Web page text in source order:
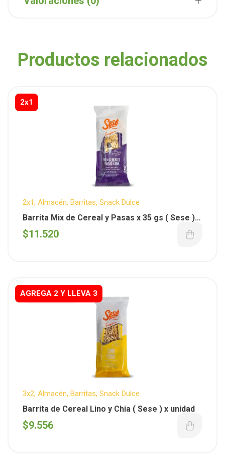
Productos relacionados
2x1
2x1, Almacén, Barritas, Snack Dulce
Barrita Mix de Cereal y Pasas x 35 gs ( Sese ) x
1 Caja 10 unid.
$11.520
AGREGA 2 Y LLEVA 3
Fuera De Stock
3x2, Almacén, Barritas, Snack Dulce
Barrita de Cereal Lino y Chia ( Sese ) x unidad
$9.556